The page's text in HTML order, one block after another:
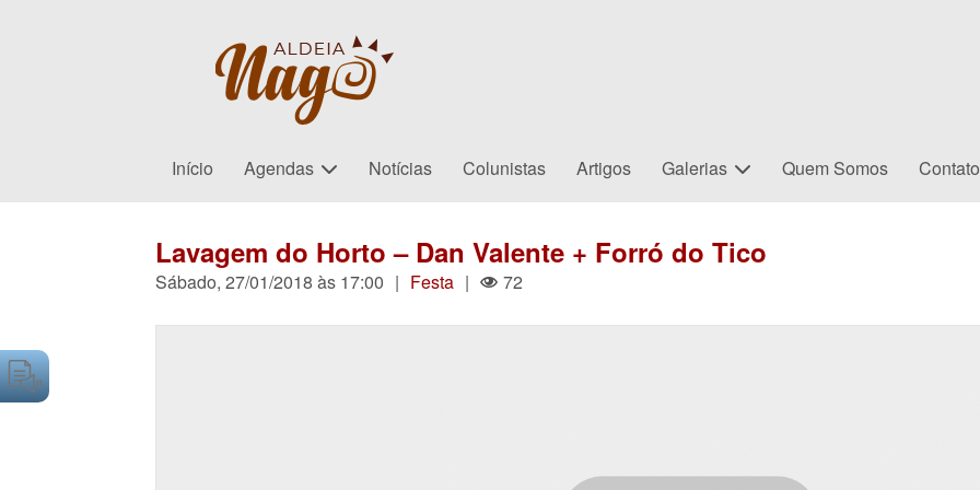
Início Agendas Notícias Colunistas Artigos Galerias Quem Somos Contato
Lavagem do Horto – Dan Valente + Forró do Tico
Sábado, 27/01/2018 às 17:00 | Festa | 72